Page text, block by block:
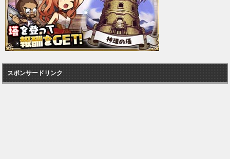
スポンサードリンク